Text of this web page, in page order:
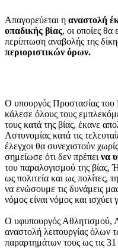
Απαγορεύεται η αναστολή
οπαδικής βίας, οι οποίες θα
περίπτωση αναβολής της
περιοριστικών όρων.
Ο υπουργός Προστασίας του
κάλεσε όλους τους
τους κατά της βίας, έκανε
Αστυνομίας κατά τις
έλεγχοι θα συνεχιστούν
σημείωσε ότι δεν πρέπει να
του παραλογισμού της
ως πολιτεία και ως πολίτες,
να ενώσουμε τις δυνάμεις
νόμος είναι νόμος και
Ο υφυπουργός Αθλητισμού,
αναστολή λειτουργίας όλων
παραρτημάτων τους ως τις